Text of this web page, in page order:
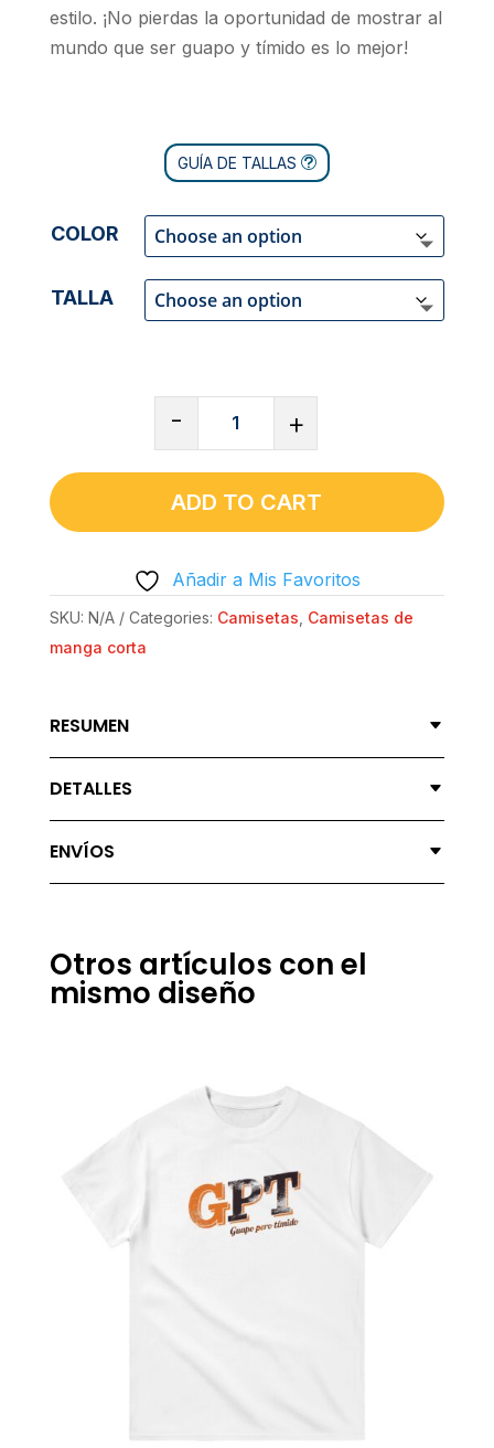
estilo. ¡No pierdas la oportunidad de mostrar al
mundo que ser guapo y tímido es lo mejor!
GUÍA DE TALLAS
COLOR
TALLA
-
CAMISETA
CUELLO
REDONDO
UNISEX
|
GILDAN®
+
ADD TO CART
Añadir a Mis Favoritos
SKU: N/A Categories: Camisetas Camisetas de
manga corta
RESUMEN
DETALLES
ENVÍOS
Otros artículos con el
mismo diseño